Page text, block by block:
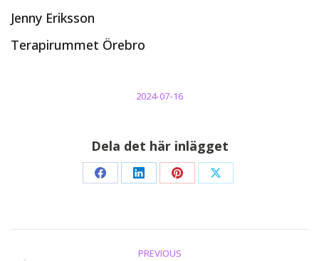
Jenny Eriksson
Terapirummet Örebro
2024-07-16
Dela det här inlägget
Share
Facebook
Share
LinkedIn
Share
Pinterest
Share
X
PREVIOUS